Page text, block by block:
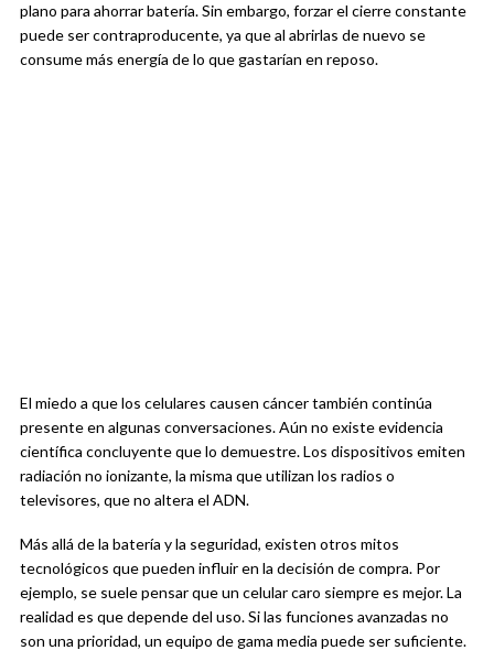
plano para ahorrar batería. Sin embargo, forzar el cierre constante
puede ser contraproducente, ya que al abrirlas de nuevo se
consume más energía de lo que gastarían en reposo.
El miedo a que los celulares causen cáncer también continúa
presente en algunas conversaciones. Aún no existe evidencia
científica concluyente que lo demuestre. Los dispositivos emiten
radiación no ionizante, la misma que utilizan los radios o
televisores, que no altera el ADN.
Más allá de la batería y la seguridad, existen otros mitos
tecnológicos que pueden influir en la decisión de compra. Por
ejemplo, se suele pensar que un celular caro siempre es mejor. La
realidad es que depende del uso. Si las funciones avanzadas no
son una prioridad, un equipo de gama media puede ser suficiente.